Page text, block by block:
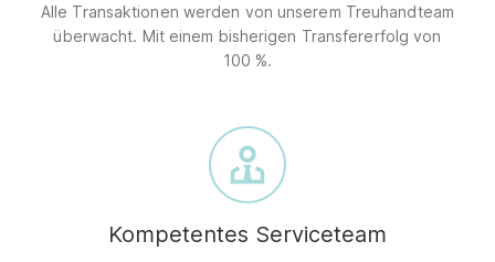
Alle Transaktionen werden von unserem Treuhandteam
überwacht. Mit einem bisherigen Transfererfolg von
100 %.
Kompetentes Serviceteam